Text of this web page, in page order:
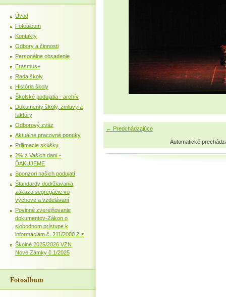
← Predchádzajúce
Automatické
Úvod
Fotoalbum
Kontakty
Odbory a činnosti
Personálne obsadenie
Erasmus+
Rada školy
História školy
Školské podujatia - archív
Dokumenty školy, zmluvy a
faktúry
Odborový zväz
Aktuálne pracovné ponuky
Prijímacie skúšky
2% z Vašich daní -
ĎAKUJEME
Sponzori našich podujatí
Štandardy dodržiavania
zákazu segregácie vo
výchove a vzdelávaní
Povinné zverejňovanie
dokumentov-Zákon o
slobodnom prístupe k
informáciám č. 211/2000 Z.z
Školné 2025/2026 VZN
Nové Zámky č.1/2025
Fotoalbum